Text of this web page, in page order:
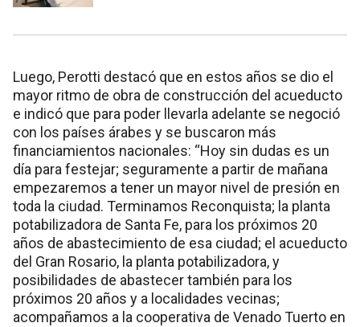
Luego, Perotti destacó que en estos años se dio el
mayor ritmo de obra de construcción del acueducto
e indicó que para poder llevarla adelante se negoció
con los países árabes y se buscaron más
financiamientos nacionales: “Hoy sin dudas es un
día para festejar; seguramente a partir de mañana
empezaremos a tener un mayor nivel de presión en
toda la ciudad. Terminamos Reconquista; la planta
potabilizadora de Santa Fe, para los próximos 20
años de abastecimiento de esa ciudad; el acueducto
del Gran Rosario, la planta potabilizadora, y
posibilidades de abastecer también para los
próximos 20 años y a localidades vecinas;
acompañamos a la cooperativa de Venado Tuerto en